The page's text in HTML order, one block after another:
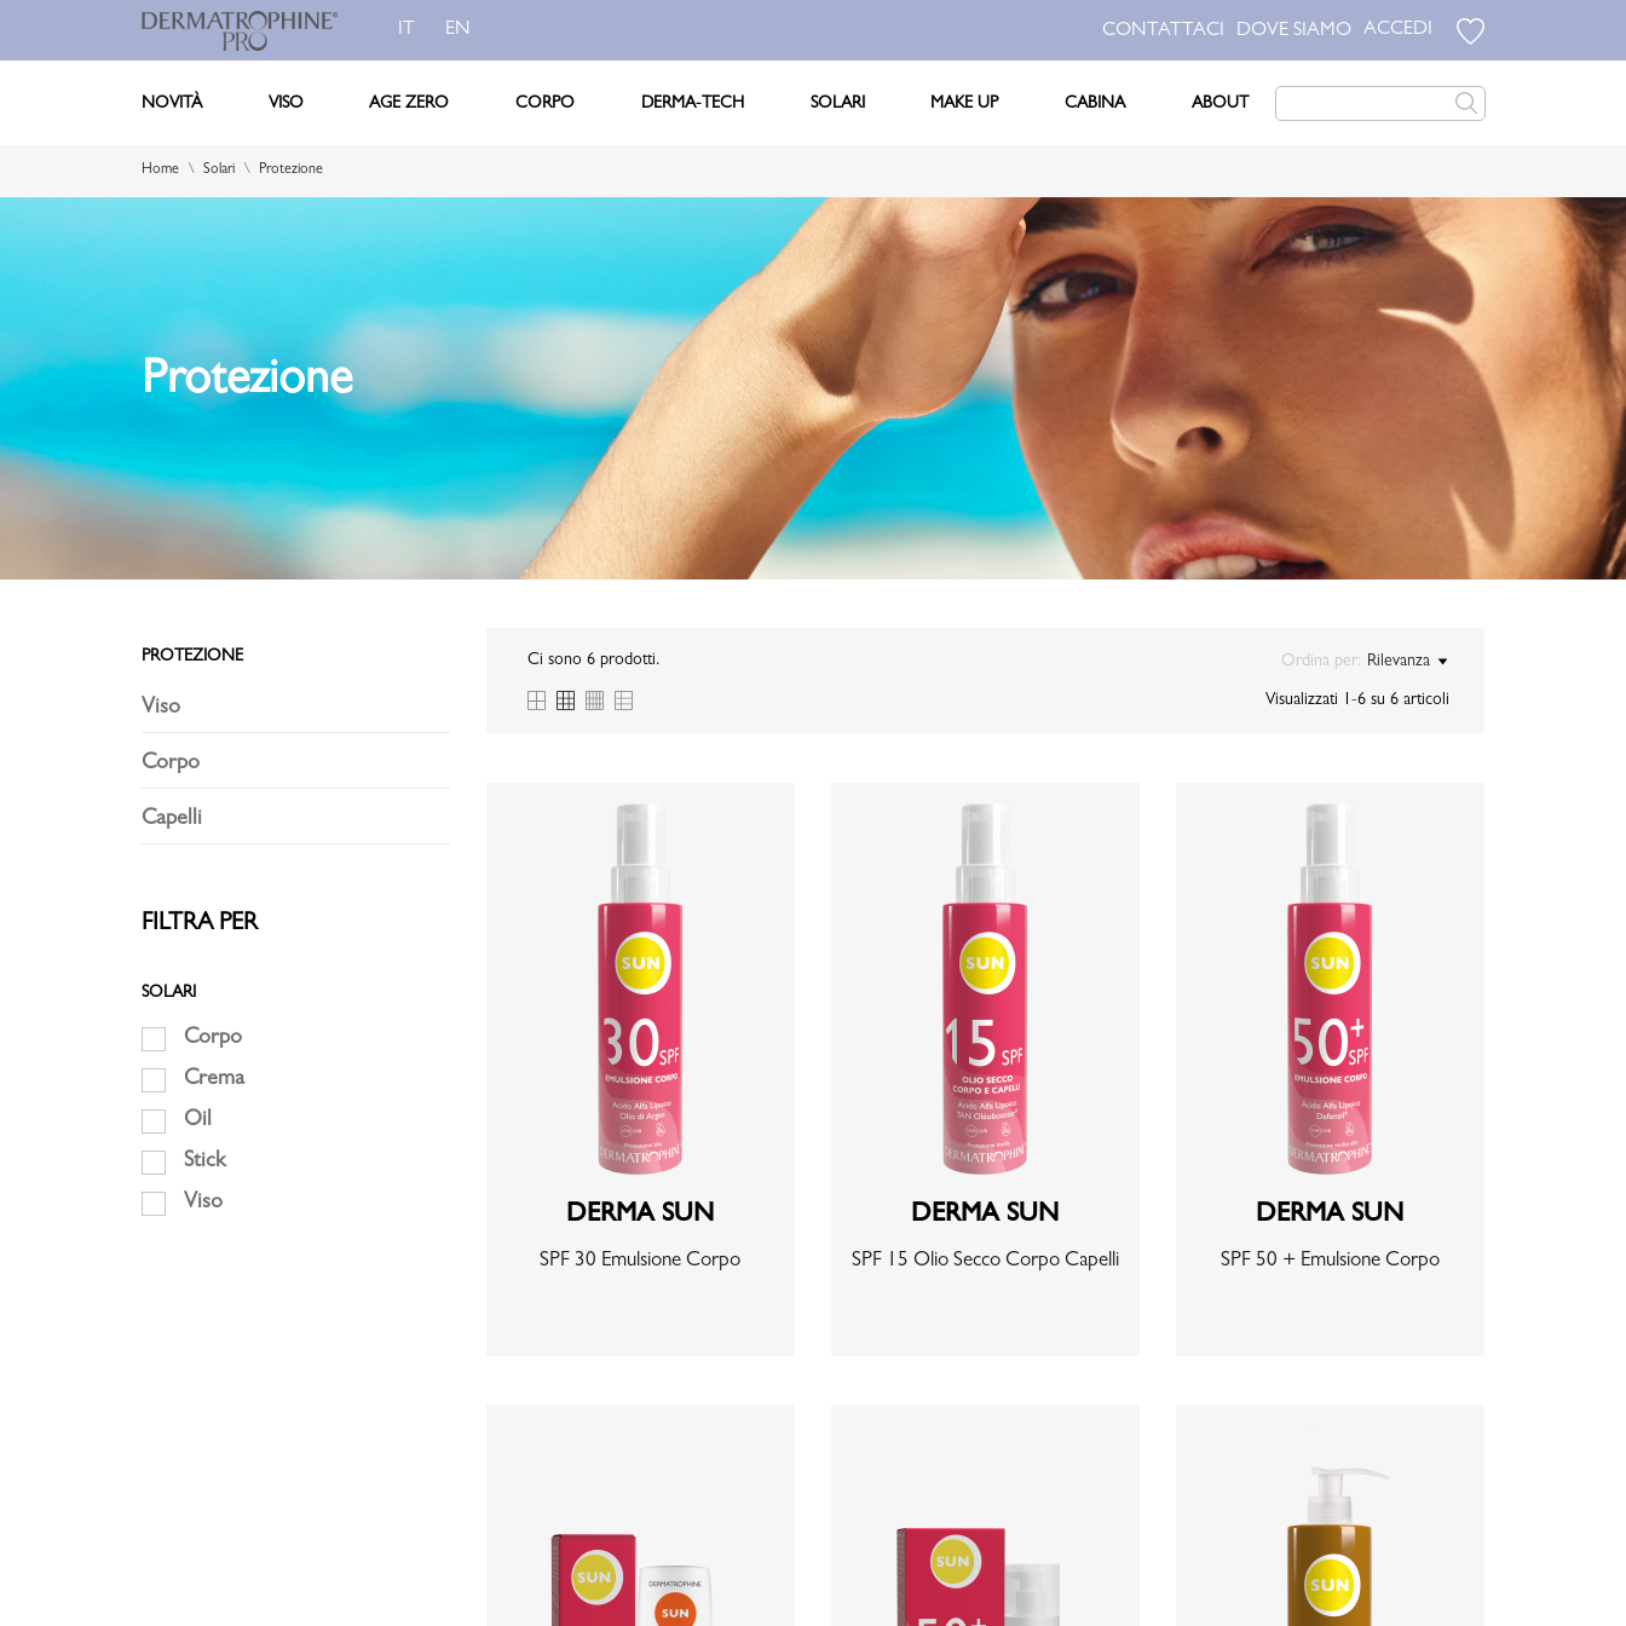
IT EN CONTATTACI DOVE SIAMO ACCEDI
NOVITÀ VISO AGE ZERO CORPO DERMA-TECH SOLARI MAKE UP CABINA ABOUT
Home Solari Protezione
Protezione
PROTEZIONE
Viso
Corpo
Capelli
FILTRA PER
SOLARI
Corpo
Crema
Oil
Stick
Viso
Ci sono 6 prodotti. Ordina per: Rilevanza
Visualizzati 1-6 su 6 articoli
DERMA SUN
SPF 30 Emulsione Corpo
DERMA SUN
SPF 15 Olio Secco Corpo Capelli
DERMA SUN
SPF 50 + Emulsione Corpo